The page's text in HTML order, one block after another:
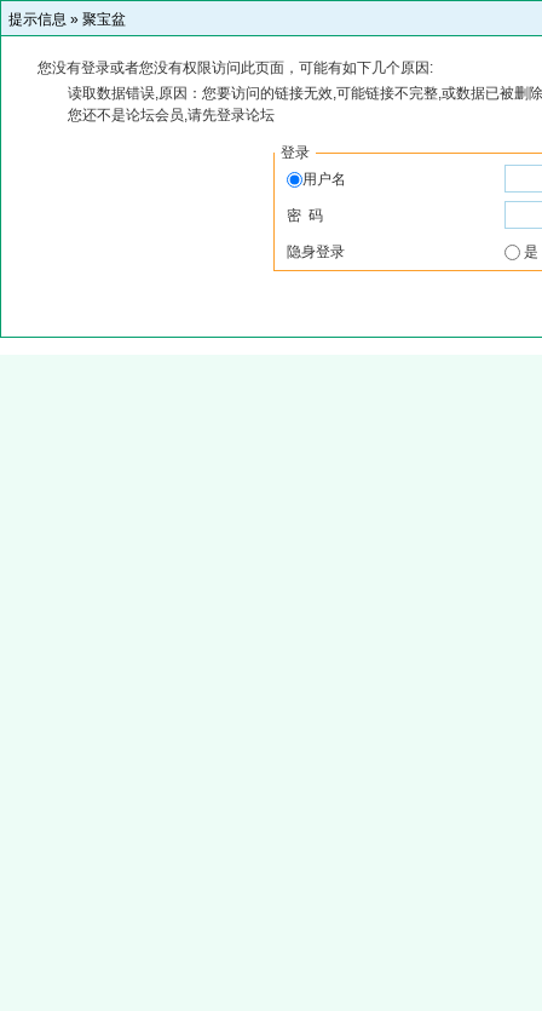
提示信息 » 聚宝盆
您没有登录或者您没有权限访问此页面，可能有如下几个原因:
读取数据错误,原因：您要访问的链接无效,可能链接不完整,或数据已被删
您还不是论坛会员,请先登录论坛
登录
用户名
密 码
隐身登录